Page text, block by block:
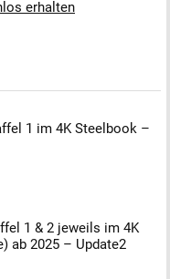
erhalten
1 im 4K Steelbook –
1 & 2 jeweils im 4K
ab 2025 – Update2